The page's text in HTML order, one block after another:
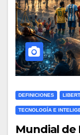
DEFINICIONES
TECNOLOGÍA E
Mundial de